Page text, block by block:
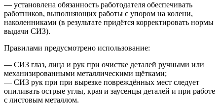
— установлена обязанность работодателя обеспечивать
работников, выполняющих работы с упором на колени,
наколенниками (в результате придётся корректировать нормы
выдачи СИЗ).
Правилами предусмотрено использование:
— СИЗ глаз, лица и рук при очистке деталей ручными или
механизированными металлическими щётками;
— СИЗ рук при при вырезке повреждённых мест следует
опиливать острые углы, края и заусенцы деталей и при работе
с листовым металлом.